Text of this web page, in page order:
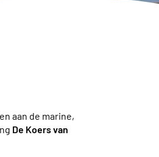
aan de marine,
De Koers van